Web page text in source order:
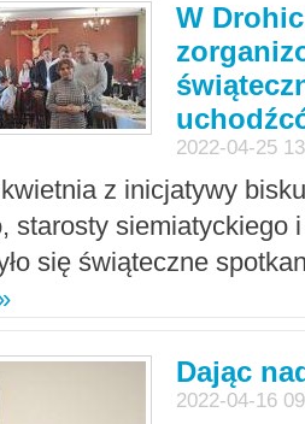
W
2022-04-25
z inicjatywy
starosty siemiatyckiego
się świąteczne
Dając
2022-04-16